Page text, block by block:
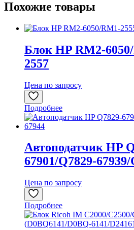
Похожие товары
Блок HP RM2-
2557
Цена по запросу
Подробнее
Автоподатчик HP
67901/Q7829-
Цена по запросу
Подробнее